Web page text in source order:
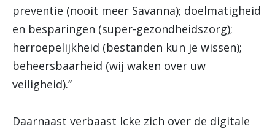
preventie (nooit meer Savanna); doelmatigheid
en besparingen (super-gezondheidszorg);
herroepelijkheid (bestanden kun je wissen);
beheersbaarheid (wij waken over uw
veiligheid).’’
Daarnaast verbaast Icke zich over de digitale